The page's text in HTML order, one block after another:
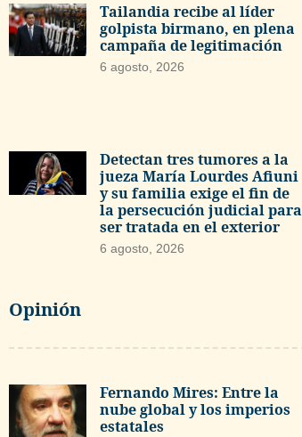
Tailandia recibe al líder
golpista birmano, en plena
campaña de legitimación
6 agosto, 2026
Detectan tres tumores a la
jueza María Lourdes Afiuni
y su familia exige el fin de
la persecución judicial para
ser tratada en el exterior
6 agosto, 2026
Opinión
Fernando Mires: Entre la
nube global y los imperios
estatales